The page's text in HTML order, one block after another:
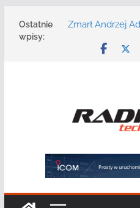
Ostatnie
wpisy:
Zmarł Andrzej
Radmor –
konferencję:
niezawodność i
systemów
Motorola
bezpieczeństwa
łączności opartą
Najnowszy
Motorola